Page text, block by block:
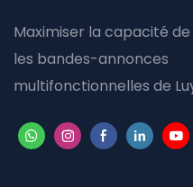
Maximiser la capacité
les bandes-annonces
multifonctionnelles de